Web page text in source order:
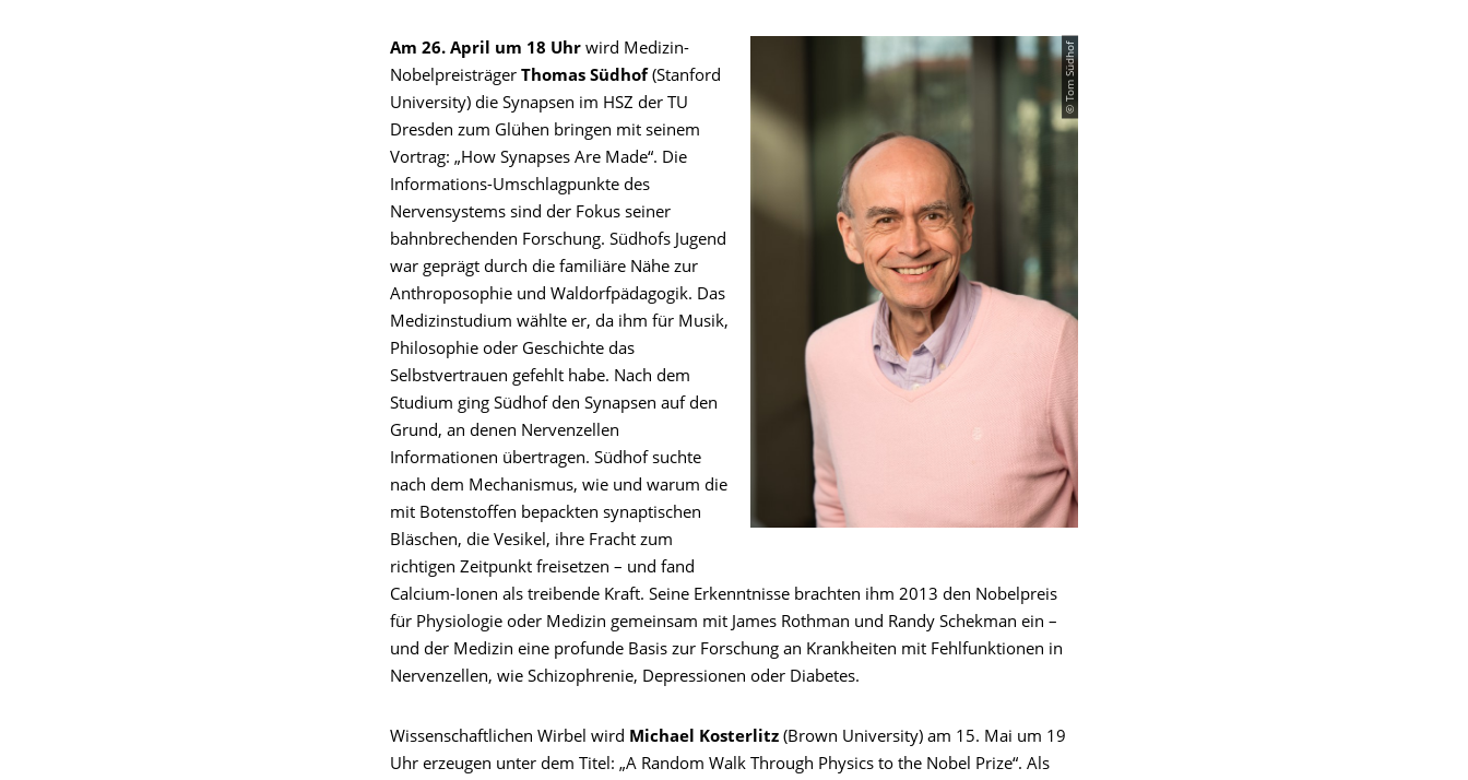
© Tom Südhof
Am 26. April um 18 Uhr wird Medizin-
Nobelpreisträger Thomas Südhof (Stanford
University) die Synapsen im HSZ der TU
Dresden zum Glühen bringen mit seinem
Vortrag: „How Synapses Are Made“. Die
Informations-Umschlagpunkte des
Nervensystems sind der Fokus seiner
bahnbrechenden Forschung. Südhofs Jugend
war geprägt durch die familiäre Nähe zur
Anthroposophie und Waldorfpädagogik. Das
Medizinstudium wählte er, da ihm für Musik,
Philosophie oder Geschichte das
Selbstvertrauen gefehlt habe. Nach dem
Studium ging Südhof den Synapsen auf den
Grund, an denen Nervenzellen
Informationen übertragen. Südhof suchte
nach dem Mechanismus, wie und warum die
mit Botenstoffen bepackten synaptischen
Bläschen, die Vesikel, ihre Fracht zum
richtigen Zeitpunkt freisetzen – und fand
Calcium-Ionen als treibende Kraft. Seine Erkenntnisse brachten ihm 2013 den Nobelpreis
für Physiologie oder Medizin gemeinsam mit James Rothman und Randy Schekman ein –
und der Medizin eine profunde Basis zur Forschung an Krankheiten mit Fehlfunktionen in
Nervenzellen, wie Schizophrenie, Depressionen oder Diabetes.
Wissenschaftlichen Wirbel wird Michael Kosterlitz (Brown University) am 15. Mai um 19
Uhr erzeugen unter dem Titel: „A Random Walk Through Physics to the Nobel Prize“. Als